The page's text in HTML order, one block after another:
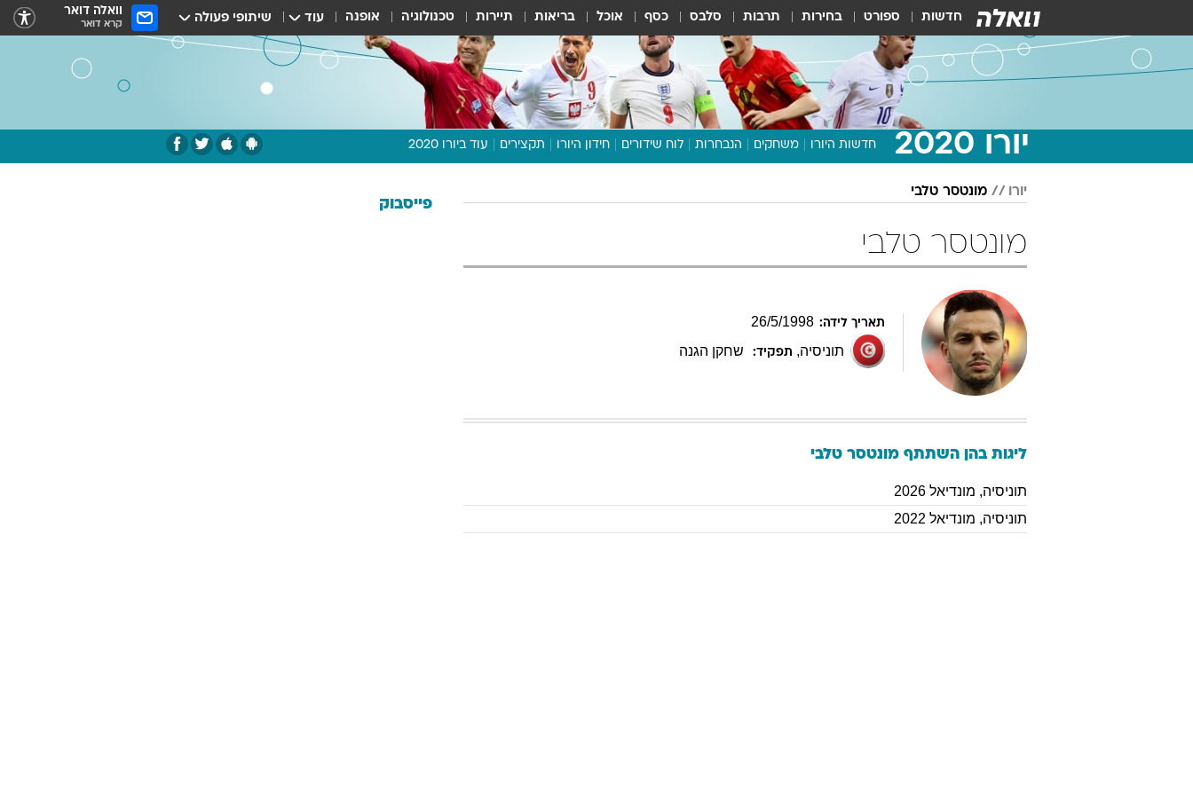
חדשות ספורט בחירות תרבות סלבס כסף אוכל בריאות תיירות טכנולוגיה אופנה עוד שיתופי פעולה וואלה דואר
קרא דואר
יורו 2020 חדשות היורו משחקים הנבחרות לוח שידורים חידון היורו תקצירים עוד ביורו 2020
תכנית היורו
יורו מונטסר טלבי
מונטסר טלבי
תאריך לידה: 26/5/1998
תוניסיה, תפקיד: שחקן הגנה
ליגות בהן השתתף מונטסר טלבי
תוניסיה, מונדיאל 2026
תוניסיה, מונדיאל 2022
פייסבוק